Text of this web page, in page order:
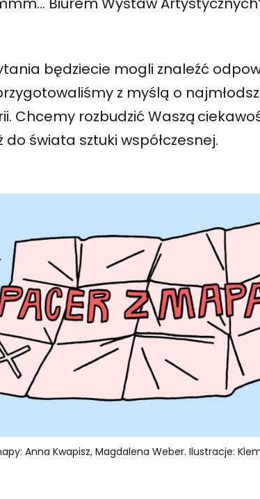
będziecie mogli znaleźć
z myślą o
Chcemy rozbudzić Waszą
do świata sztuki współczesnej.
Anna Kwapisz, Magdalena Weber. Ilustracje: